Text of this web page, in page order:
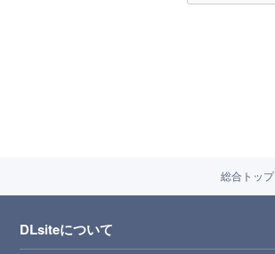
総合トップ
DLsiteについて